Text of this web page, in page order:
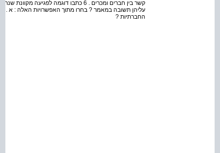
עליהן תשובה במאמר ? בחרו מתוך האפשרויות האלה : א .
החברתיות ?